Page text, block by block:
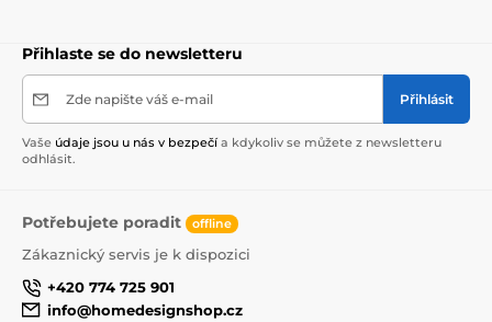
Přihlaste se do newsletteru
Zde napište váš e-mail Přihlásit
Vaše údaje jsou u nás v bezpečí a kdykoliv se můžete z newsletteru
odhlásit.
Potřebujete poradit offline
Zákaznický servis je k dispozici
+420 774 725 901
info@homedesignshop.cz